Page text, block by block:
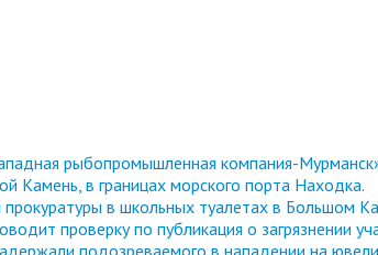
рыбопромышленная компания-
Камень, в границах морского порта Находка.
прокуратуры в школьных туалетах в Большом
проверку по публикация о загрязнении